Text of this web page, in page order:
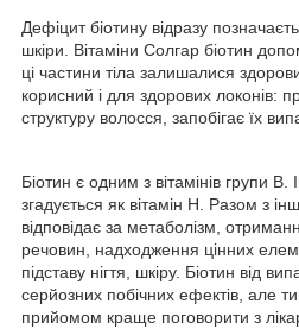
Дефіцит біотину відразу
шкіри. Вітаміни Солгар біотин
ці частини тіла залишалися
корисний і для здорових локонів:
структуру волосся, запобігає їх
Біотин є одним з вітамінів групи В.
згадується як вітамін H. Разом з
відповідає за метаболізм,
речовин, надходження цінних
підставу нігтя, шкіру. Біотин від
серйозних побічних ефектів, але
прийомом краще поговорити з